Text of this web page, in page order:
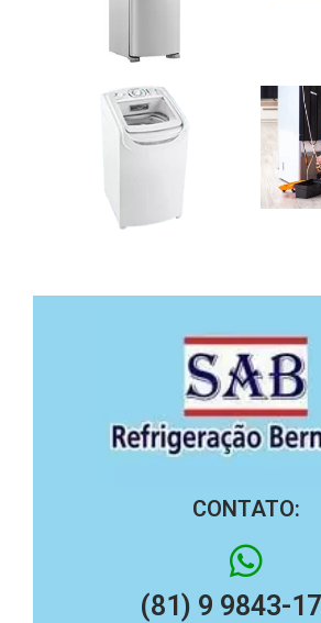
CONTATO:
(81) 9 9843-